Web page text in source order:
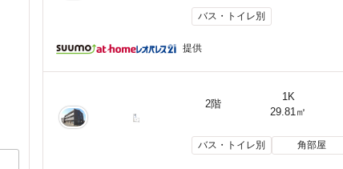
バス・トイレ別
提供
2階
1K
29.81㎡
バス・トイレ別 角部屋